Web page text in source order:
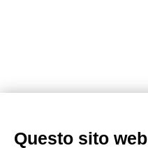
Questo sito